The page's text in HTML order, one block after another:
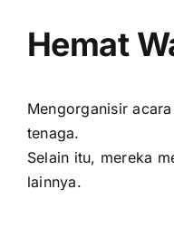
Hemat
Mengorganisir
tenaga.
Selain itu, mereka
lainnya.